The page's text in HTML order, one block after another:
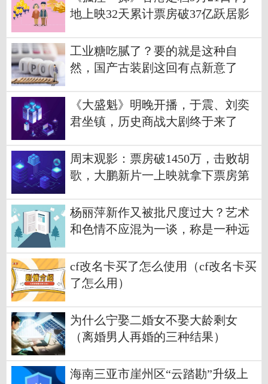
地上映32天累计票房破37亿跃居影
工业糖吃腻了？要的就是这种自
然，国产古装剧这回有点新意了
《大盛魁》明晚开播，于震、刘奕
君坐镇，历史商战大剧终于来了
​周末观影：票房破1450万，击败胡
歌，大鹏新片一上映就拿下票房第
杨丽萍新作又被批尺度过大？艺术
和色情不应混为一谈，称是一种远
cf改名卡买了怎么使用（cf改名卡买
了怎么用）
为什么宁娶二婚女不娶大龄剩女
（离婚男人再婚的三种结果）
海南三亚市崖州区“云踏勘”升级上